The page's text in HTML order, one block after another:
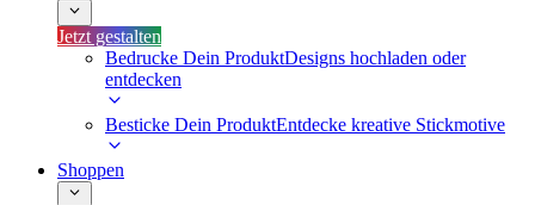
Jetzt gestalten
Bedrucke Dein ProduktDesigns hochladen oder
entdecken
Besticke Dein ProduktEntdecke kreative Stickmotive
Shoppen